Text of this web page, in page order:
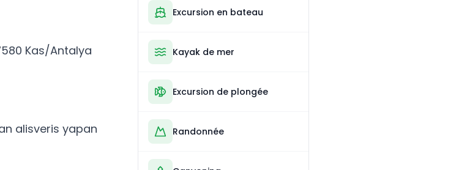
Kas/Antalya
alisveris yapan
Excursion en bateau
Kayak de mer
Excursion de plongée
Randonnée